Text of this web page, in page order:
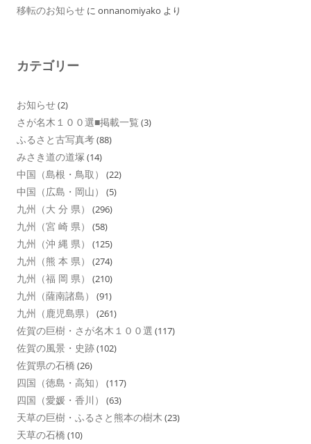
移転のお知らせ に onnanomiyako より
カテゴリー
お知らせ(2)
さが名木１００選■掲載一覧 (3)
ふるさと古写真考(88)
みさき道の道塚 (14)
中国（島根・鳥取） (22)
中国（広島・岡山） (5)
九州（大 分 県） (296)
九州（宮 崎 県） (58)
九州（沖 縄 県） (125)
九州（熊 本 県） (274)
九州（福 岡 県） (210)
九州（薩南諸島） (91)
九州（鹿児島県） (261)
佐賀の巨樹・さが名木１００選 (117)
佐賀の風景・史跡(102)
佐賀県の石橋 (26)
四国（徳島・高知） (117)
四国（愛媛・香川） (63)
天草の巨樹・ふるさと熊本の樹木 (23)
天草の石橋 (10)